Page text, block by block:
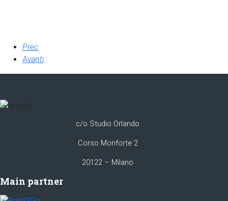
Prec
Avanti
c/o Studio Orlando
Corso Monforte 2
20122 – Milano
Main partner